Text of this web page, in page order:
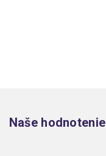
Naše hodnotenie